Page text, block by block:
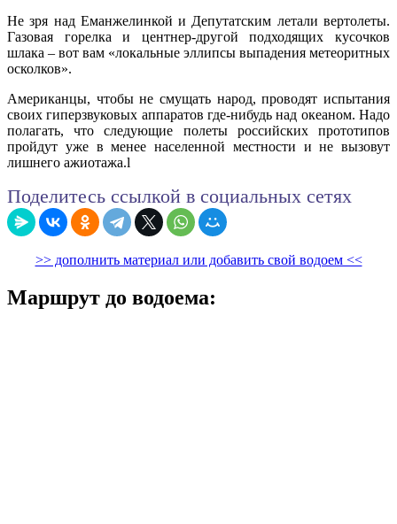
Не зря над Еманжелинкой и Депутатским летали вертолеты.
Газовая горелка и центнер-другой подходящих кусочков
шлака – вот вам «локальные эллипсы выпадения метеоритных
осколков».
Американцы, чтобы не смущать народ, проводят испытания
своих гиперзвуковых аппаратов где-нибудь над океаном. Надо
полагать, что следующие полеты российских прототипов
пройдут уже в менее населенной местности и не вызовут
лишнего ажиотажа.l
Поделитесь ссылкой в социальных сетях
>> дополнить материал или добавить свой водоем <<
Маршрут до водоема: